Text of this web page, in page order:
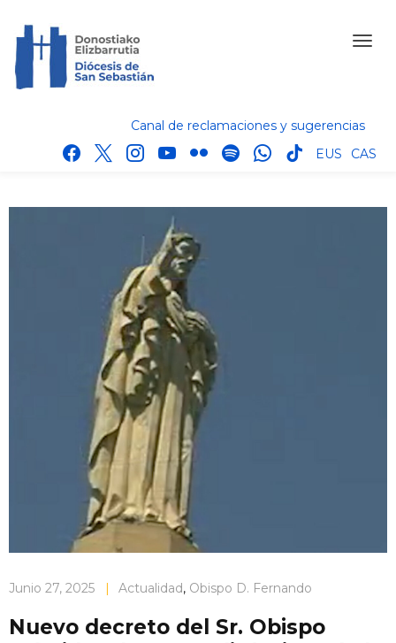
Canal de reclamaciones y sugerencias
facebook
x instagram
youtube
flickr spotifywhatsapp
tik
EUS CAS
Junio 27, 2025 | Actualidad, Obispo D. Fernando
Nuevo decreto del Sr. Obispo